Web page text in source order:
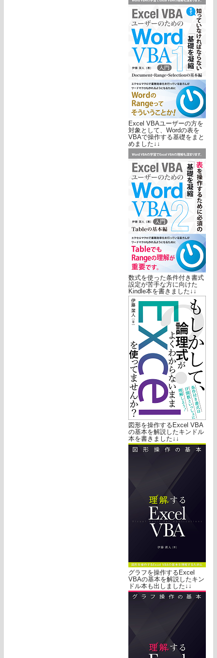
Excel VBAユーザーの方を
対象として、Wordの表を
VBAで操作する基礎をまと
めました↓↓
数式を使った条件付き書式
設定が苦手な方に向けた
Kindle本を書きました↓↓
図形を操作するExcel VBA
の基本を解説したキンドル
本を書きました↓↓
グラフを操作するExcel
VBAの基本を解説したキン
ドル本も出しました↓↓